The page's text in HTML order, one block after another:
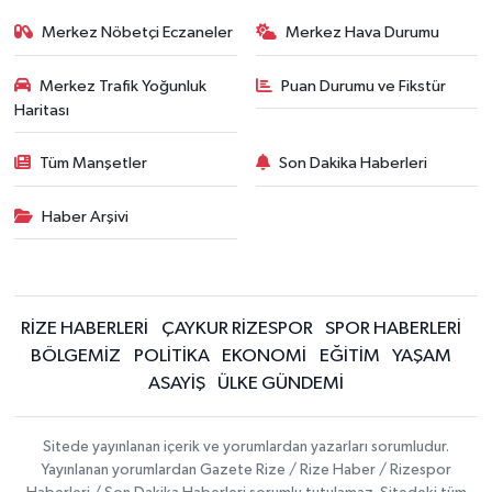
Merkez Nöbetçi Eczaneler Merkez Hava Durumu
Merkez Trafik Yoğunluk
Haritası
Puan Durumu ve Fikstür
Tüm Manşetler Son Dakika Haberleri
Haber Arşivi
RİZE HABERLERİ ÇAYKUR RİZESPOR
SPOR HABERLERİ
BÖLGEMİZ
POLİTİKA EKONOMİ EĞİTİM
YAŞAM
ASAYİŞ
ÜLKE GÜNDEMİ
Sitede yayınlanan içerik ve yorumlardan yazarları sorumludur.
Yayınlanan yorumlardan Gazete Rize / Rize Haber / Rizespor